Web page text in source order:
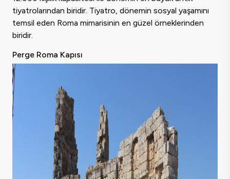
tiyatrolarından biridir. Tiyatro, dönemin sosyal yaşamını
temsil eden Roma mimarisinin en güzel örneklerinden
biridir.
Perge Roma Kapısı